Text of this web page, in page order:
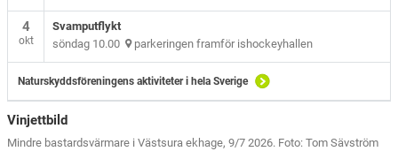
4
okt
Svamputflykt
söndag 10.00 parkeringen framför ishockeyhallen
Naturskyddsföreningens aktiviteter i hela Sverige
Vinjettbild
Mindre bastardsvärmare i Västsura ekhage, 9/7 2026. Foto: Tom Sävström